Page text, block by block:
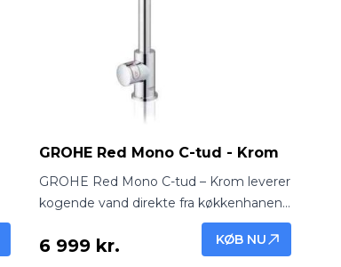
GROHE Red Mono C-tud - Krom
GROHE Red Mono C-tud – Krom leverer
kogende vand direkte fra køkkenhanen
med klassisk og holdbar kromfinish.
Ideel til te, kaffe og hurtig madlavning.
6 999 kr. KØB NU